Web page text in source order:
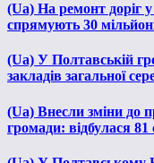
(Ua) На ремонт доріг
спрямують 30
(Ua) У Полтавській
закладів загальної
(Ua) Внесли зміни до
громади: відбулася 81